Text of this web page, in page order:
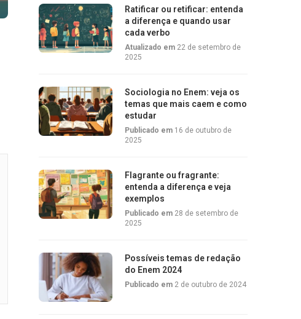
Ratificar ou retificar: entenda
a diferença e quando usar
cada verbo
Atualizado em 22 de setembro de
2025
Sociologia no Enem: veja os
temas que mais caem e como
estudar
Publicado em 16 de outubro de
2025
Flagrante ou fragrante:
entenda a diferença e veja
exemplos
Publicado em 28 de setembro de
2025
Possíveis temas de redação
do Enem 2024
Publicado em 2 de outubro de 2024